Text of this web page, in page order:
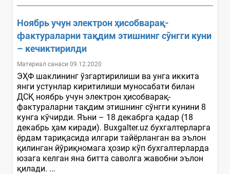
Ноябрь учун электрон ҳисобварақ-
фактураларни тақдим этишнинг сўнгги куни
– кечиктирилди
Материал санаси 09.12.2020
ЭҲФ шаклининг ўзгартирилиши ва унга иккита
янги устунлар киритилиши муносабати билан
ДСҚ ноябрь учун электрон ҳисобварақ-
фактураларни тақдим этишнинг сўнгги кунини 8
кунга кўчирди. Яъни – 18 декабрга қадар (18
декабрь ҳам киради). Buxgalter.uz бухгалтерларга
ёрдам тариқасида илгари тайёрланган ва эълон
қилинган йўриқномага ҳозир кўп бухгалтерларда
юзага келган яна битта саволга жавобни эълон
қилади. ...